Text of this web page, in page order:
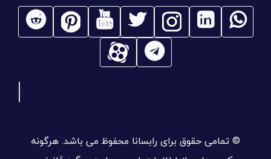
© تمامی حقوق برای رابسانا محفوظ می باشد. هرگونه